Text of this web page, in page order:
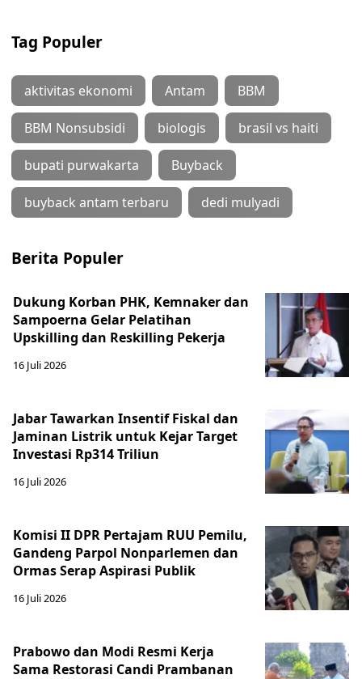
Tag Populer
aktivitas ekonomi Antam BBM
BBM Nonsubsidi biologis brasil vs haiti
bupati purwakarta Buyback
buyback antam terbaru dedi mulyadi
Berita Populer
Dukung Korban PHK, Kemnaker dan
Sampoerna Gelar Pelatihan
Upskilling dan Reskilling Pekerja
16 Juli 2026
Jabar Tawarkan Insentif Fiskal dan
Jaminan Listrik untuk Kejar Target
Investasi Rp314 Triliun
16 Juli 2026
Komisi II DPR Pertajam RUU Pemilu,
Gandeng Parpol Nonparlemen dan
Ormas Serap Aspirasi Publik
16 Juli 2026
Prabowo dan Modi Resmi Kerja
Sama Restorasi Candi Prambanan